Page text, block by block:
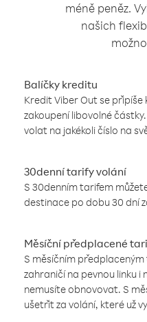
méně peněz.
našich
Balíčky kreditu
Kredit Viber Out se
zakoupení libovolné
volat na jakékoli číslo na
30denní tarify volání
S 30denním tarifem
destinace po dobu 30 dní
Měsíční předplacené
S měsíčním
zahraničí na pevnou linku i
nemusíte obnovovat. S
ušetřit za volání, které už